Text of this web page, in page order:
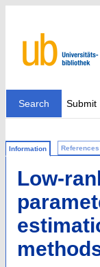
Search Submit
Information References
Low-